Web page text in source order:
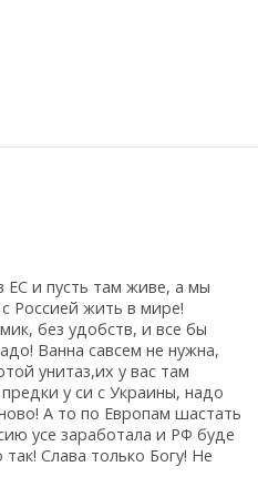
и пусть там живе, а мы
Россией жить в мире!
без удобств, и все бы
Ванна савсем не нужна,
унитаз,их у вас там
у си с Украины, надо
А то по Европам шастать
усе заработала и РФ буде
Слава только Богу! Не